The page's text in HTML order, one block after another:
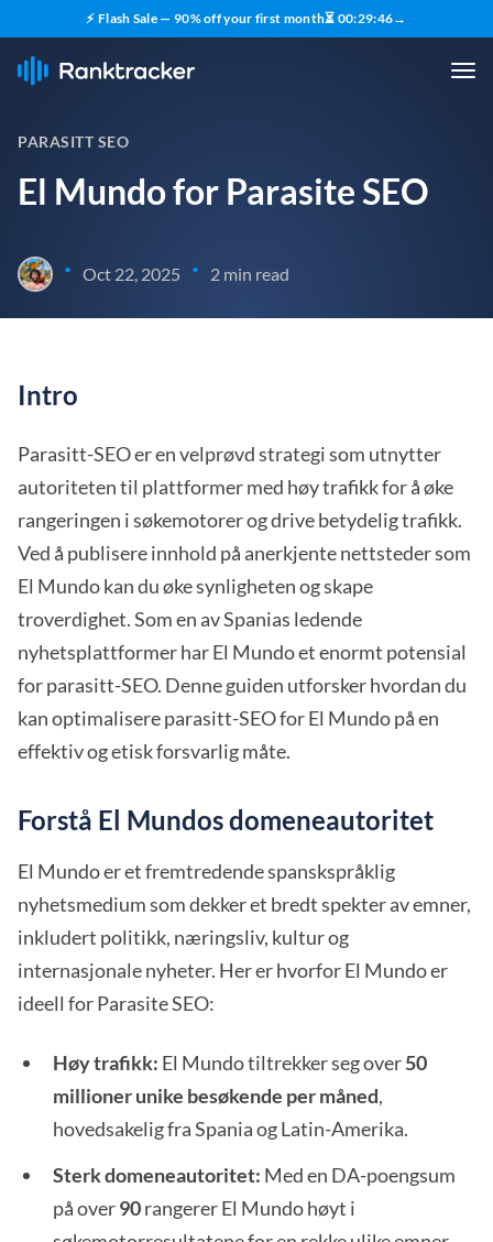
⚡ Flash Sale — 90% off your first month⏳ 00:29:45→
PARASITT SEO
El Mundo for Parasite SEO
• Oct 22, 2025 • 2 min read
Intro
Parasitt-SEO er en velprøvd strategi som utnytter
autoriteten til plattformer med høy trafikk for å øke
rangeringen i søkemotorer og drive betydelig trafikk.
Ved å publisere innhold på anerkjente nettsteder som
El Mundo kan du øke synligheten og skape
troverdighet. Som en av Spanias ledende
nyhetsplattformer har El Mundo et enormt potensial
for parasitt-SEO. Denne guiden utforsker hvordan du
kan optimalisere parasitt-SEO for El Mundo på en
effektiv og etisk forsvarlig måte.
Forstå El Mundos domeneautoritet
El Mundo er et fremtredende spanskspråklig
nyhetsmedium som dekker et bredt spekter av emner,
inkludert politikk, næringsliv, kultur og
internasjonale nyheter. Her er hvorfor El Mundo er
ideell for Parasite SEO:
Høy trafikk: El Mundo tiltrekker seg over50
millioner unike besøkende per måned,
hovedsakelig fra Spania og Latin-Amerika.
Sterk domeneautoritet: Med en DA-poengsum
på over90rangerer El Mundo høyt i